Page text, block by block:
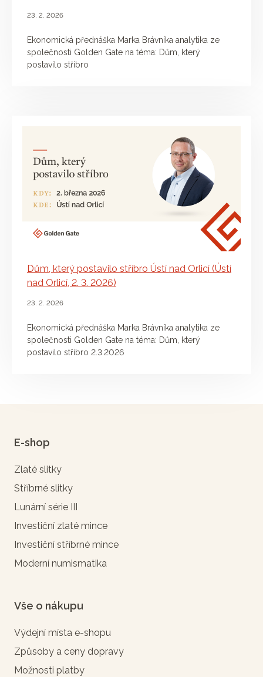
23. 2. 2026
Ekonomická přednáška Marka Brávníka analytika ze
společnosti Golden Gate na téma: Dům, který
postavilo stříbro
Dům, který postavilo stříbro Ústí nad Orlicí (Ústí
nad Orlicí, 2. 3. 2026)
23. 2. 2026
Ekonomická přednáška Marka Brávníka analytika ze
společnosti Golden Gate na téma: Dům, který
postavilo stříbro 2.3.2026
E-shop
Zlaté slitky
Stříbrné slitky
Lunární série III
Investiční zlaté mince
Investiční stříbrné mince
Moderní numismatika
Vše o nákupu
Výdejní místa e-shopu
Způsoby a ceny dopravy
Možnosti platby